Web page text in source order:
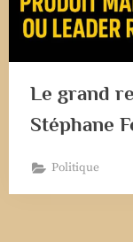
Le grand
Stéphane
Politique